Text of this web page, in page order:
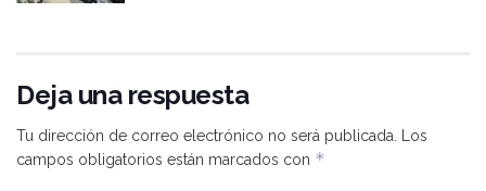
Deja una respuesta
Tu dirección de correo electrónico no será publicada.
Los
campos obligatorios están marcados con *